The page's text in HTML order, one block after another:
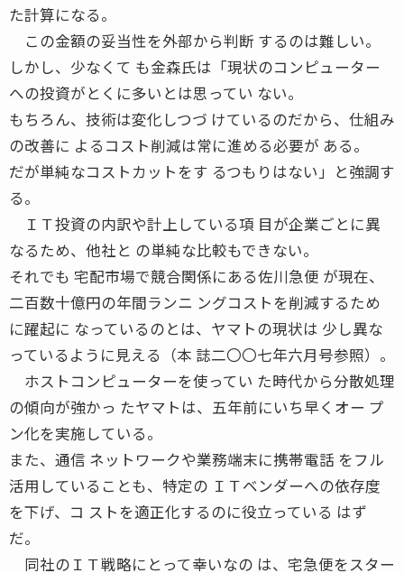
た計算になる。
この金額の妥当性を外部から判断 するのは難しい。
しかし、少なくて も金森氏は「現状のコンピューター
への投資がとくに多いとは思ってい ない。
もちろん、技術は変化しつづ けているのだから、仕組み
の改善に よるコスト削減は常に進める必要が ある。
だが単純なコストカットをす るつもりはない」と強調す
る。
ＩＴ投資の内訳や計上している項 目が企業ごとに異
なるため、他社と の単純な比較もできない。
それでも 宅配市場で競合関係にある佐川急便 が現在、
二百数十億円の年間ランニ ングコストを削減するため
に躍起に なっているのとは、ヤマトの現状は 少し異な
っているように見える（本 誌二〇〇七年六月号参照）。
ホストコンピューターを使ってい た時代から分散処理
の傾向が強かっ たヤマトは、五年前にいち早くオー プ
ン化を実施している。
また、通信 ネットワークや業務端末に携帯電話 をフル
活用していることも、特定の ＩＴベンダーへの依存度
を下げ、コ ストを適正化するのに役立っている はず
だ。
同社のＩＴ戦略にとって幸いなの は、宅急便をスター